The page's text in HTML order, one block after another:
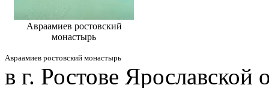
Авраамиев ростовский
монастырь
Авраамиев ростовский монастырь
в г. Ростове Ярославской